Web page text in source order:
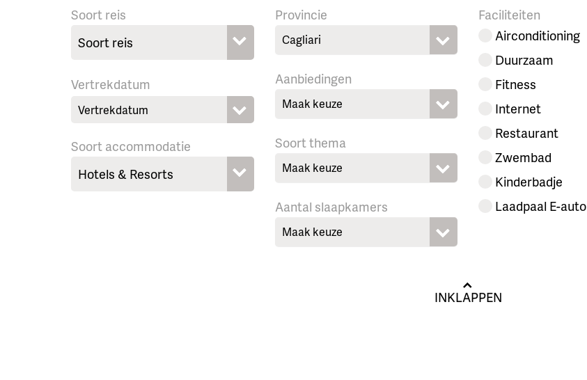
Soort reis
Vertrekdatum
Soort accommodatie
Provincie
Cagliari
Aanbiedingen
Maak keuze
Soort thema
Maak keuze
Aantal slaapkamers
Maak keuze
Faciliteiten
Airconditioning
Duurzaam
Fitness
Internet
Restaurant
Zwembad
Kinderbadje
Laadpaal E-auto
INKLAPPEN